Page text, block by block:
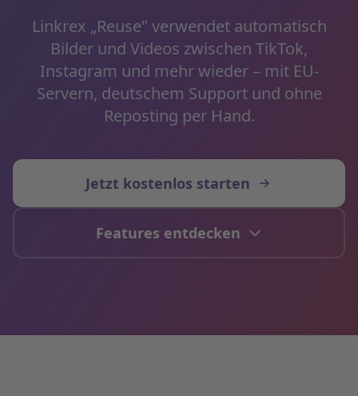
Linkrex „Reuse" verwendet automatisch
Bilder und Videos zwischen TikTok,
Instagram und mehr wieder – mit EU-
Servern, deutschem Support und ohne
Reposting per Hand.
Jetzt kostenlos starten
Features entdecken